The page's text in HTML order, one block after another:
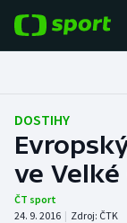
Fotbal
Hokej
Tenis
DOSTIHY
ve
ČT sport
24. 9. 2016 | Zdroj: ČTK